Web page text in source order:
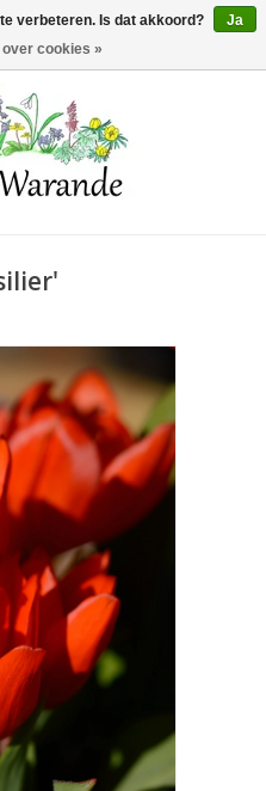
>0 Artikelen - €0,00
verbeteren. Is dat akkoord?
Ja
over cookies »